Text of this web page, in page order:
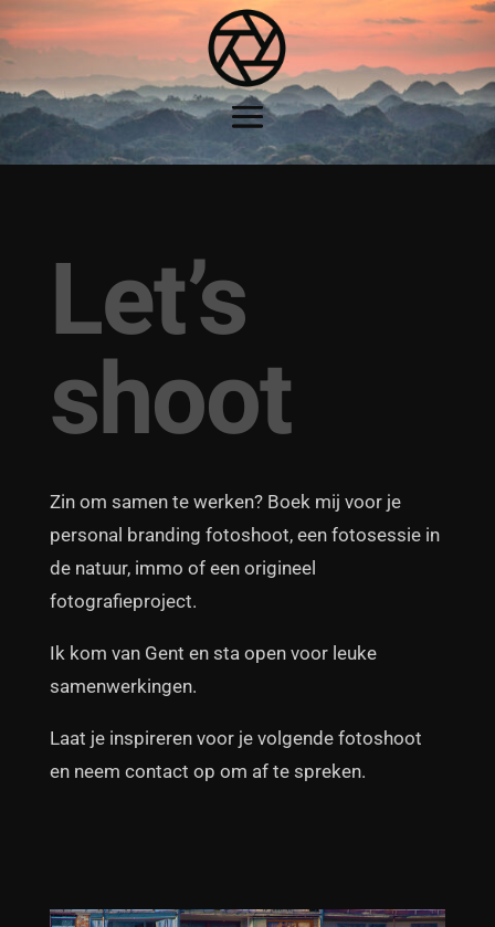
Let’s
shoot
Zin om samen te werken? Boek mij voor je
personal branding fotoshoot, een fotosessie in
de natuur, immo of een origineel
fotografieproject.
Ik kom van Gent en sta open voor leuke
samenwerkingen.
Laat je inspireren voor je volgende fotoshoot
en neem contact op om af te spreken.